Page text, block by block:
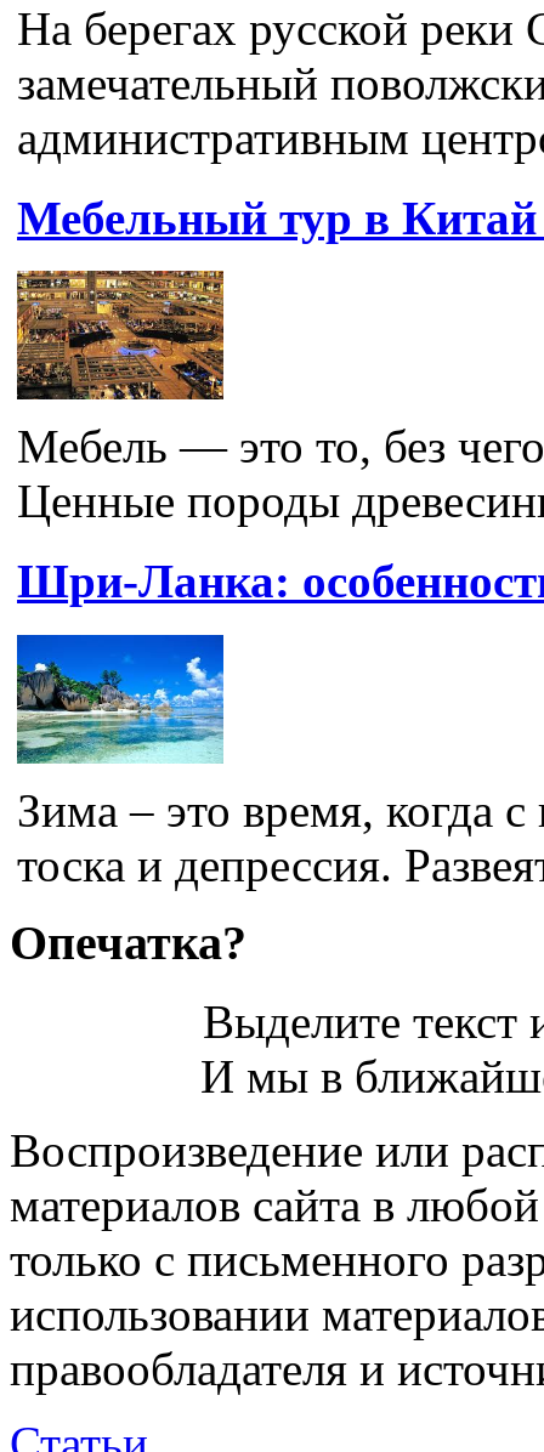
На берегах русской
замечательный
административным
Мебельный тур в
Мебель — это то, без
Ценные породы
Шри-Ланка:
Зима – это время, когда
тоска и депрессия.
Опечатка?
Выделите
И мы в
Воспроизведение или
материалов сайта в
только с письменного
использовании
правообладателя и